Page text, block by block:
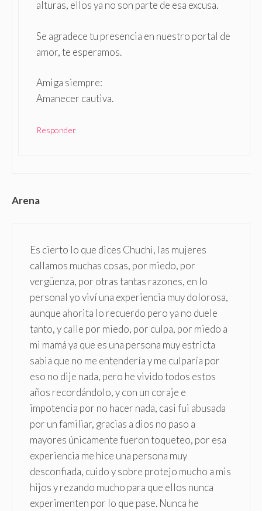
alturas, ellos ya no son parte de esa excusa.
Se agradece tu presencia en nuestro portal de
amor, te esperamos.
Amiga siempre:
Amanecer cautiva.
Responder
Arena
Es cierto lo que dices Chuchi, las mujeres
callamos muchas cosas, por miedo, por
vergüenza, por otras tantas razones, en lo
personal yo viví una experiencia muy dolorosa,
aunque ahorita lo recuerdo pero ya no duele
tanto, y calle por miedo, por culpa, por miedo a
mi mamá ya que es una persona muy estricta
sabia que no me entendería y me culparía por
eso no dije nada, pero he vivido todos estos
años recordándolo, y con un coraje e
impotencia por no hacer nada, casi fui abusada
por un familiar, gracias a dios no paso a
mayores únicamente fueron toqueteo, por esa
experiencia me hice una persona muy
desconfiada, cuido y sobre protejo mucho a mis
hijos y rezando mucho para que ellos nunca
experimenten por lo que pase. Nunca he